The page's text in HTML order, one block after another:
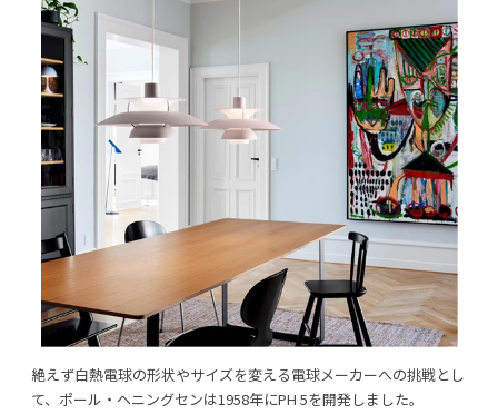
絶えず白熱電球の形状やサイズを変える電球メーカーへの挑戦とし
て、ポール・ヘニングセンは1958年にPH 5を開発しました。